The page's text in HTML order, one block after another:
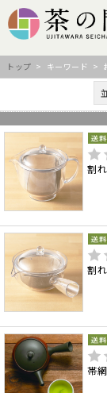
トップ > キーワード >
割
割
帯